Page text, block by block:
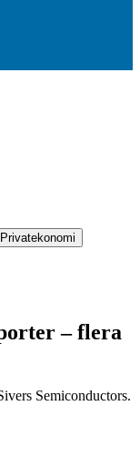
Privatekonomi
– flera
Semiconductors.